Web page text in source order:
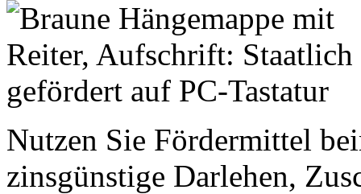
Nutzen Sie Fördermittel
zinsgünstige Darlehen,